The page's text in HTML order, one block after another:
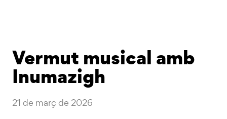
Vermut musical amb
Inumazigh
21 de març de 2026